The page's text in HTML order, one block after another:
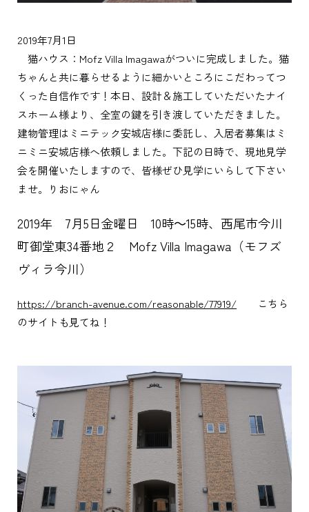
2019年7月1日
猫ハウス：Mofz Villa Imagawaがついに完成しました。猫
ちゃんと共に暮らせるように細かいところにこだわってつ
くった自信作です！本日、設計＆施工していただいたナイ
スホーム様より、全室の鍵を引き渡していただきました。
建物管理はミニテック安城店様に委託し、入居者募集はミ
ニミニ安城店様へ依頼しました。下記の日時で、現地見学
会を開催いたしますので、皆様ぜひ見学にいらして下さい
ませ。りおにゃん
2019年 7月5日金曜日 10時～15時、西尾市今川
町御堂東34番地２ Mofz Villa Imagawa（モフズ
ヴィラ今川）
https://branch-avenue.com/reasonable/77919/ こちら
のサイトも見てね！